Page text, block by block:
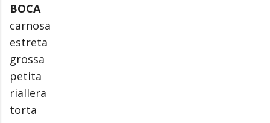
BOCA
carnosa
estreta
grossa
petita
riallera
torta